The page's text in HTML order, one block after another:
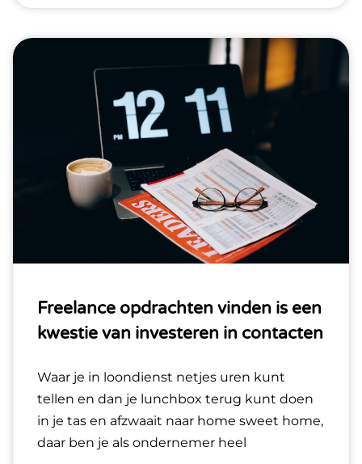
Freelance opdrachten vinden is een
kwestie van investeren in contacten
Waar je in loondienst netjes uren kunt
tellen en dan je lunchbox terug kunt doen
in je tas en afzwaait naar home sweet home,
daar ben je als ondernemer heel